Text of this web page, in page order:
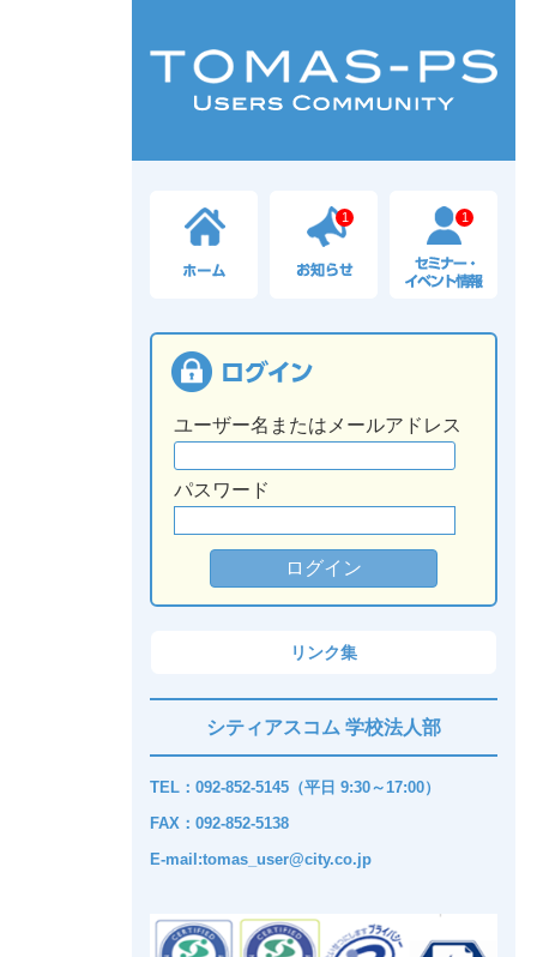
1 1
ユーザー名またはメールアドレス
パスワード
リンク集
シティアスコム 学校法人部
TEL：092-852-5145（平日 9:30～17:00）
FAX：092-852-5138
E-mail:tomas_user@city.co.jp